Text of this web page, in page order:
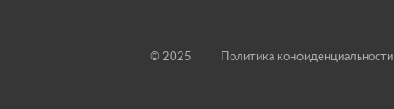
© 2025 Политика конфиденциальности